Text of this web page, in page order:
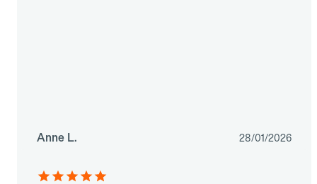
Anne L. 28/01/2026